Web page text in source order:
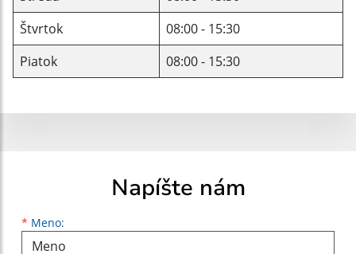
Štvrtok
08:00 - 15:30
Piatok
08:00 - 15:30
Napíšte nám
* Meno:
Meno
Priezvisko
E-mailová adresa